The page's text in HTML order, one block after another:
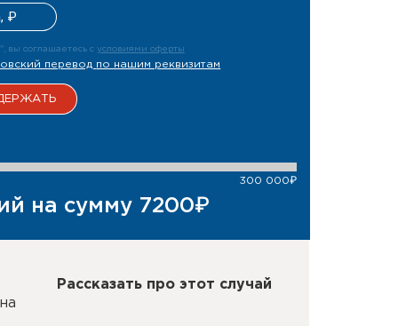
вы соглашаетесь с условиями оферты
перевод по нашим реквизитам
300 000₽
на сумму 7200₽
Рассказать про этот случай